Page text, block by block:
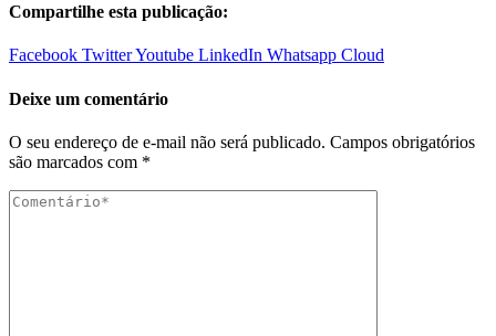
Compartilhe esta publicação:
Facebook TwitterYoutube LinkedIn Whatsapp Cloud
Deixe um comentário
O seu endereço de e-mail não será publicado. Campos obrigatórios
são marcados com *